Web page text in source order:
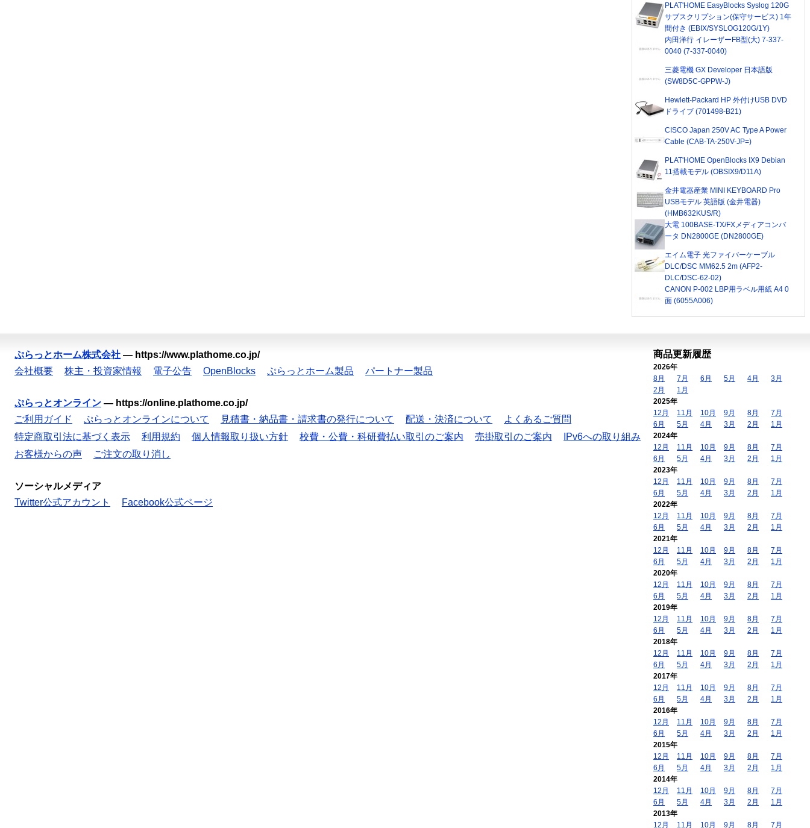
PLAT'HOME EasyBlocks Syslog 120G
サブスクリプション(保守サービス) 1年
間付き (EBIX/SYSLOG120G/1Y)
内田洋行 イレーザーFB型(大) 7-337-
0040 (7-337-0040)
三菱電機 GX Developer 日本語版
(SW8D5C-GPPW-J)
Hewlett-Packard HP 外付けUSB DVD
ドライブ (701498-B21)
CISCO Japan 250V AC Type A Power
Cable (CAB-TA-250V-JP=)
PLAT'HOME OpenBlocks IX9 Debian
11搭載モデル (OBSIX9/D11A)
金井電器産業 MINI KEYBOARD Pro
USBモデル 英語版 (金井電器)
(HMB632KUS/R)
大電 100BASE-TX/FXメディアコンバ
ータ DN2800GE (DN2800GE)
エイム電子 光ファイバーケーブル
DLC/DSC MM62.5 2m (AFP2-
DLC/DSC-62-02)
CANON P-002 LBP用ラベル用紙 A4 0
面 (6055A006)
ぷらっとホーム株式会社 — https://www.plathome.co.jp/
会社概要
株主・投資家情報 電子公告 OpenBlocks ぷらっとホーム製品 パートナー製品
ぷらっとオンライン — https://online.plathome.co.jp/
ご利用ガイド
ぷらっとオンラインについて 見積書・納品書・請求書の発行について 配送・決済について
よくあるご質問
特定商取引法に基づく表示
利用規約 個人情報取り扱い方針 校費・公費・科研費払い取引のご案内 売掛取引のご案内
IPv6への取り組み
お客様からの声
ご注文の取り消し
ソーシャルメディア
Twitter公式アカウント
Facebook公式ページ
商品更新履歴
2026年
8月
7月 6月 5月 4月
3月
2月
1月
2025年
12月
11月 10月 9月 8月
7月
6月
5月 4月 3月 2月
1月
2024年
12月
11月 10月 9月 8月
7月
6月
5月 4月 3月 2月
1月
2023年
12月
11月 10月 9月 8月
7月
6月
5月 4月 3月 2月
1月
2022年
12月
11月 10月 9月 8月
7月
6月
5月 4月 3月 2月
1月
2021年
12月
11月 10月 9月 8月
7月
6月
5月 4月 3月 2月
1月
2020年
12月
11月 10月 9月 8月
7月
6月
5月 4月 3月 2月
1月
2019年
12月
11月 10月 9月 8月
7月
6月
5月 4月 3月 2月
1月
2018年
12月
11月 10月 9月 8月
7月
6月
5月 4月 3月 2月
1月
2017年
12月
11月 10月 9月 8月
7月
6月
5月 4月 3月 2月
1月
2016年
12月
11月 10月 9月 8月
7月
6月
5月 4月 3月 2月
1月
2015年
12月
11月 10月 9月 8月
7月
6月
5月 4月 3月 2月
1月
2014年
12月
11月 10月 9月 8月
7月
6月
5月 4月 3月 2月
1月
2013年
12月
11月 10月 9月 8月 7月